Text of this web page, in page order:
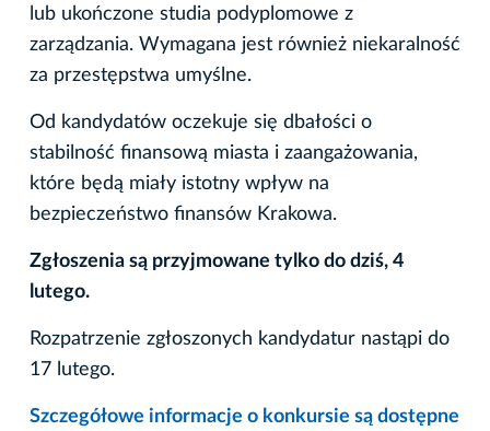
lub ukończone studia podyplomowe z
zarządzania. Wymagana jest również niekaralność
za przestępstwa umyślne.
Od kandydatów oczekuje się dbałości o
stabilność finansową miasta i zaangażowania,
które będą miały istotny wpływ na
bezpieczeństwo finansów Krakowa.
Zgłoszenia są przyjmowane tylko do dziś, 4
lutego.
Rozpatrzenie zgłoszonych kandydatur nastąpi do
17 lutego.
Szczegółowe informacje o konkursie są dostępne